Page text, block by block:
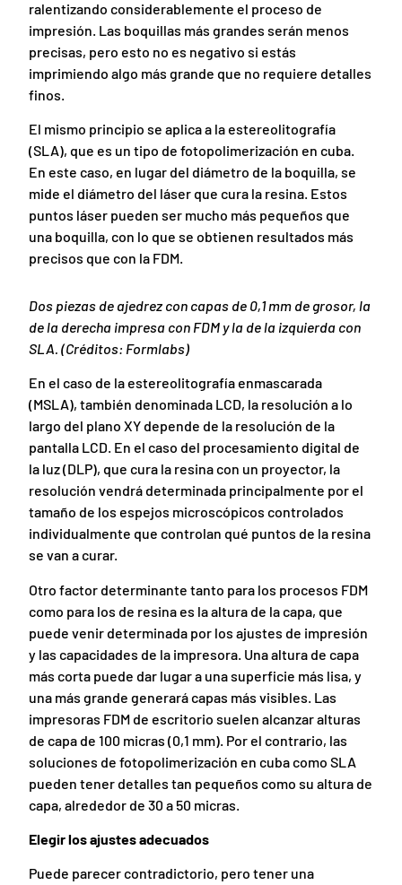
ralentizando considerablemente el proceso de
impresión. Las boquillas más grandes serán menos
precisas, pero esto no es negativo si estás
imprimiendo algo más grande que no requiere detalles
finos.
El mismo principio se aplica a la estereolitografía
(SLA), que es un tipo de fotopolimerización en cuba.
En este caso, en lugar del diámetro de la boquilla, se
mide el diámetro del láser que cura la resina. Estos
puntos láser pueden ser mucho más pequeños que
una boquilla, con lo que se obtienen resultados más
precisos que con la FDM.
Dos piezas de ajedrez con capas de 0,1 mm de grosor, la
de la derecha impresa con FDM y la de la izquierda con
SLA. (Créditos: Formlabs)
En el caso de la estereolitografía enmascarada
(MSLA), también denominada LCD, la resolución a lo
largo del plano XY depende de la resolución de la
pantalla LCD. En el caso del procesamiento digital de
la luz (DLP), que cura la resina con un proyector, la
resolución vendrá determinada principalmente por el
tamaño de los espejos microscópicos controlados
individualmente que controlan qué puntos de la resina
se van a curar.
Otro factor determinante tanto para los procesos FDM
como para los de resina es la altura de la capa, que
puede venir determinada por los ajustes de impresión
y las capacidades de la impresora. Una altura de capa
más corta puede dar lugar a una superficie más lisa, y
una más grande generará capas más visibles. Las
impresoras FDM de escritorio suelen alcanzar alturas
de capa de 100 micras (0,1 mm). Por el contrario, las
soluciones de fotopolimerización en cuba como SLA
pueden tener detalles tan pequeños como su altura de
capa, alrededor de 30 a 50 micras.
Elegir los ajustes adecuados
Puede parecer contradictorio, pero tener una